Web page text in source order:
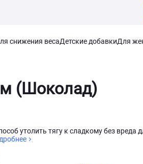
снижения весаДетские добавкиДля
(Шоколад)
утолить тягу к сладкому без вреда